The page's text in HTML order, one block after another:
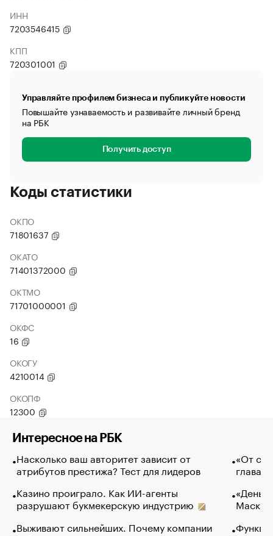
ИНН
7203546415
КПП
720301001
Управляйте профилем бизнеса и публикуйте новости
Повышайте узнаваемость и развивайте личный бренд
на РБК
Получить доступ
Коды статистики
ОКПО
71801637
ОКАТО
71401372000
ОКТМО
71701000001
ОКФС
16
ОКОГУ
4210014
ОКОПФ
12300
Интересное на РБК
Насколько ваш авторитет зависит от
атрибутов престижа? Тест для лидеров
Казино проиграло. Как ИИ-агенты
разрушают букмекерскую индустрию
Выживают сильнейших. Почему компании
«От
глава
Маск в